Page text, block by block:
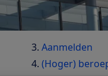
Aanmelden
(Hoger)